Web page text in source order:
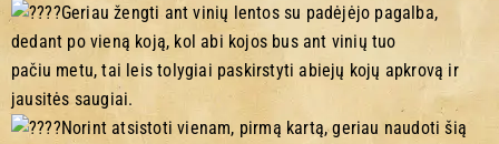
Geriau žengti ant vinių lentos su padėjėjo pagalba,
dedant po vieną koją, kol abi kojos bus ant vinių tuo
pačiu metu, tai leis tolygiai paskirstyti abiejų kojų apkrovą ir
jausitės saugiai.
Norint atsistoti vienam, pirmą kartą, geriau naudoti šią